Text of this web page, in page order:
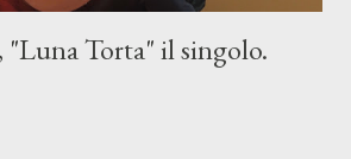
"Luna Torta" il singolo.